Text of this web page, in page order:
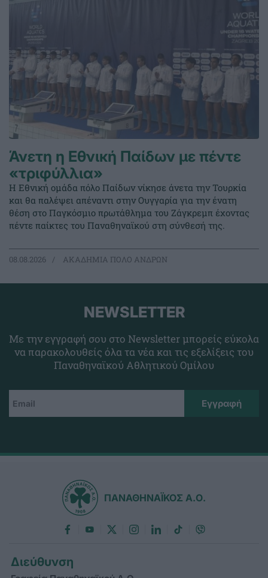
Άνετη η Εθνική Παίδων με πέντε
«τριφύλλια»
Η Εθνική ομάδα πόλο Παίδων νίκησε άνετα την Τουρκία
και θα παλέψει απέναντι στην Ουγγαρία για την ένατη
θέση στο Παγκόσμιο πρωτάθλημα του Ζάγκρεμπ έχοντας
πέντε παίκτες του Παναθηναϊκού στη σύνθεσή της.
08.08.2026 ΑΚΑΔΗΜΙΑ ΠΟΛΟ ΑΝΔΡΩΝ
NEWSLETTER
Με την εγγραφή σου στο Newsletter μπορείς εύκολα
να παρακολουθείς όλα τα νέα και τις εξελίξεις του
Παναθηναϊκού Αθλητικού Ομίλου
ΠΑΝΑΘΗΝΑΪΚΟΣ Α.Ο.
Διεύθυνση